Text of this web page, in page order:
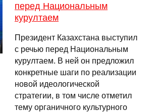
перед Национальным
курултаем
Президент Казахстана выступил
с речью перед Национальным
курултаем. В ней он предложил
конкретные шаги по реализации
новой идеологической
стратегии, в том числе отметил
тему органичного культурного